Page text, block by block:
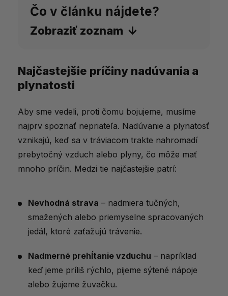
Čo v článku nájdete?
Zobraziť zoznam
Najčastejšie príčiny nadúvania a
plynatosti
Prírodné doplnky stravy
Aké produkty na nadúvanie a plynatosť
nájdete u nás?
Magazíny, ktoré písali o nadúvaní a
planýtosti
Čo si z článku odniesť?
Najčastejšie príčiny nadúvania a
plynatosti
Aby sme vedeli, proti čomu bojujeme, musíme
najprv spoznať nepriateľa. Nadúvanie a plynatosť
vznikajú, keď sa v tráviacom trakte nahromadí
prebytočný vzduch alebo plyny, čo môže mať
mnoho príčin. Medzi tie najčastejšie patrí:
Nevhodná strava – nadmiera tučných,
smažených alebo priemyselne spracovaných
jedál, ktoré zaťažujú trávenie.
Nadmerné prehĺtanie vzduchu – napríklad
keď jeme príliš rýchlo, pijeme sýtené nápoje
alebo žujeme žuvačku.